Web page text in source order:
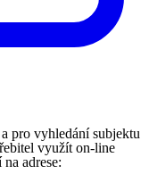
pro vyhledání subjektu
využít on-line
adrese: